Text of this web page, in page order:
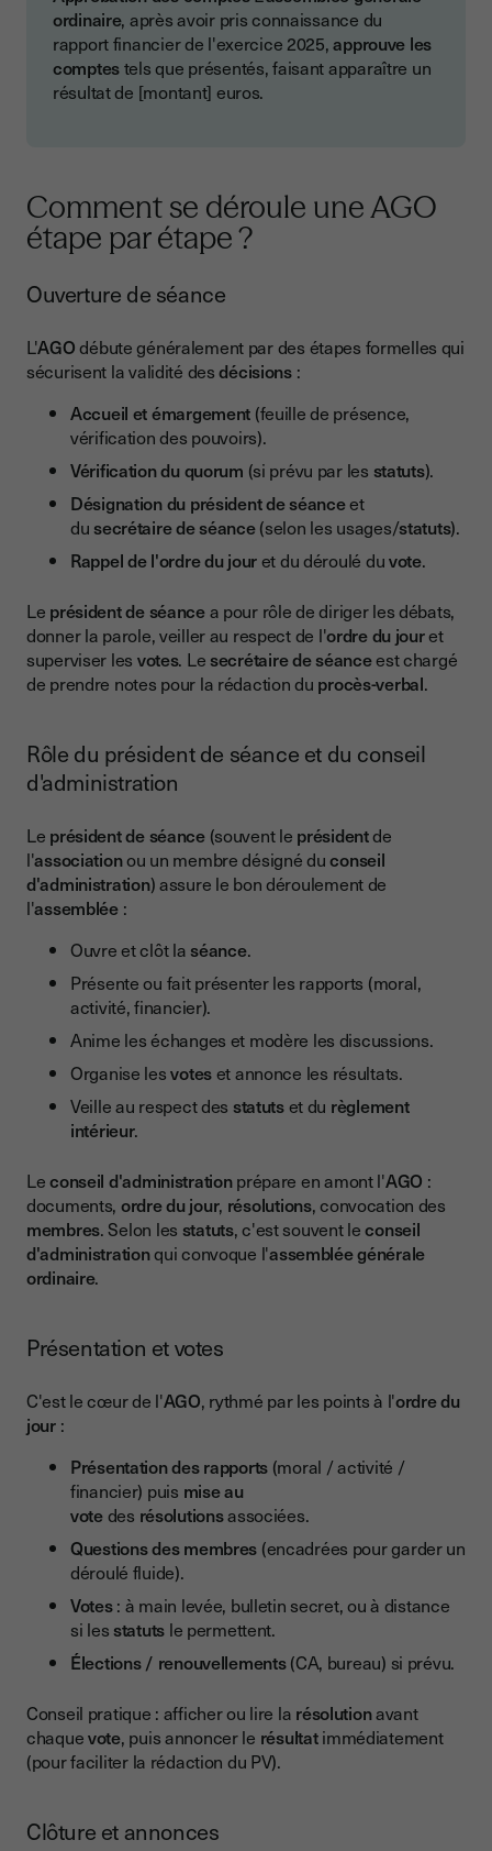
ordinaire, après avoir pris connaissance du
rapport financier de l'exercice 2025,approuve les
comptestels que présentés, faisant apparaître un
résultat de [montant] euros.
Comment se déroule une AGO
étape par étape ?
Ouverture de séance
L'AGOdébute généralement par des étapes formelles qui
sécurisent la validité desdécisions:
Accueil et émargement (feuille de présence,
vérification des pouvoirs).
Vérification du quorum (si prévu par les statuts).
Désignation du président de séanceet
dusecrétaire de séance(selon les usages/statuts).
Rappel de l'ordre du jouret du déroulé duvote.
Le président de séancea pour rôle de diriger les débats,
donner la parole, veiller au respect de l'ordre du jouret
superviser les votes. Lesecrétaire de séanceest chargé
de prendre notes pour la rédaction du procès-verbal.
Rôle du président de séance et du conseil
d'administration
Le président de séance(souvent le présidentde
l'associationou un membre désigné duconseil
d'administration) assure le bon déroulement de
l'assemblée:
Ouvre et clôt laséance.
Présente ou fait présenter les rapports (moral,
activité, financier).
Anime les échanges et modère les discussions.
Organise lesvoteset annonce les résultats.
Veille au respect des statutset du règlement
intérieur.
Leconseil d'administrationprépare en amont l'AGO :
documents, ordre du jour, résolutions, convocation des
membres. Selon les statuts, c'est souvent leconseil
d'administrationqui convoque l'assemblée générale
ordinaire.
Présentation et votes
C'est le cœur de l'AGO, rythmé par les points à l'ordre du
jour:
Présentation des rapports (moral / activité /
financier) puis mise au
votedes résolutionsassociées.
Questions des membres (encadrées pour garder un
déroulé fluide).
Votes: à main levée, bulletin secret, ou à distance
si lesstatuts le permettent.
Élections / renouvellements(CA, bureau) si prévu.
Conseil pratique : afficher ou lire la résolutionavant
chaquevote, puis annoncer le résultatimmédiatement
(pour faciliter la rédaction du PV).
Clôture et annonces